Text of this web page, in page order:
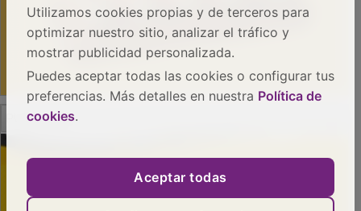
PUBLICIDAD
Utilizamos cookies propias y de terceros para
optimizar nuestro sitio, analizar el tráfico y
mostrar publicidad personalizada.
Puedes aceptar todas las cookies o configurar tus
preferencias. Más detalles en nuestra Política de
cookies.
Aceptar todas